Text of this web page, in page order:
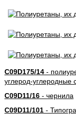
C09D175/14-
углерод-углеродные
C09D11/16- чернила
C09D11/101-